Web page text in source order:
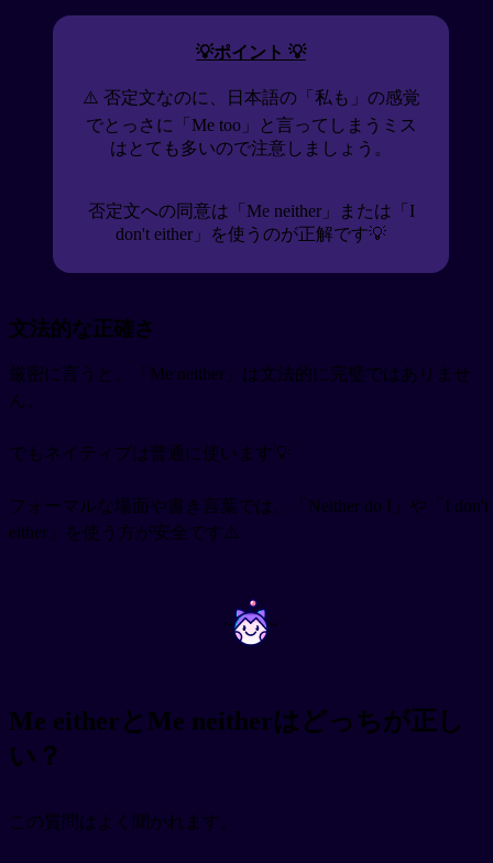
💡ポイント 💡
⚠️ 否定文なのに、日本語の「私も」の感覚
でとっさに「Me too」と言ってしまうミス
はとても多いので注意しましょう。
否定文への同意は「Me neither」または「I
don't either」を使うのが正解です💡
文法的な正確さ
厳密に言うと、「Me neither」は文法的に完璧ではありませ
ん。
でもネイティブは普通に使います💡
フォーマルな場面や書き言葉では、「Neither do I」や「I don't
either」を使う方が安全です⚠️
~ ~
Me eitherとMe neitherはどっちが正し
い？
この質問はよく聞かれます。